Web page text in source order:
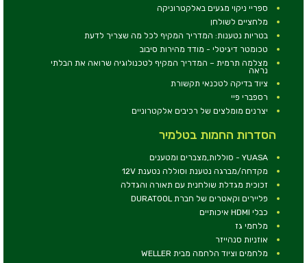
ספריי ניקוי מגעים באלקטרוניקה
מלחציים לשולחן
בטריות נטענות: המדריך המקיף לכל מה שצריך לדעת
טכומטר דיגיטלי - מודד מהירות סיבוב
מצלמה תרמית – המדריך המקיף לטכנולוגיה שרואה את הבלתי
נראה
ציוד בדיקה לטכנאי תקשורת
רספברי פיי
יצרנים מומלצים של רכיבים אלקטרוניים
הסדרות החמות בטלמיר
YUASA - סוללות,מצברים ומטענים
מקדחה/מברגה נטענת וסוללה נטענת 12V
זכוכית מגדלת שולחנית עם תאורה והגדלה
פליירים וקאטרים של חברת DURATOOL
כבלי HDMI איכותיים
מלחמי גז
אוזניות סנהייזר
מלחמים וציוד הלחמה מבית WELLER